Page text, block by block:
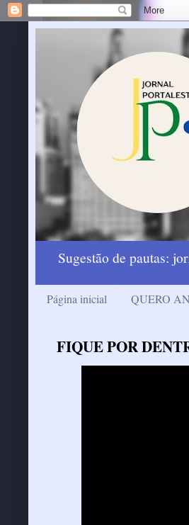
Sugestão de pautas:
Página inicial QUERO
FIQUE POR